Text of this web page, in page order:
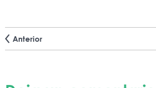
Anterior